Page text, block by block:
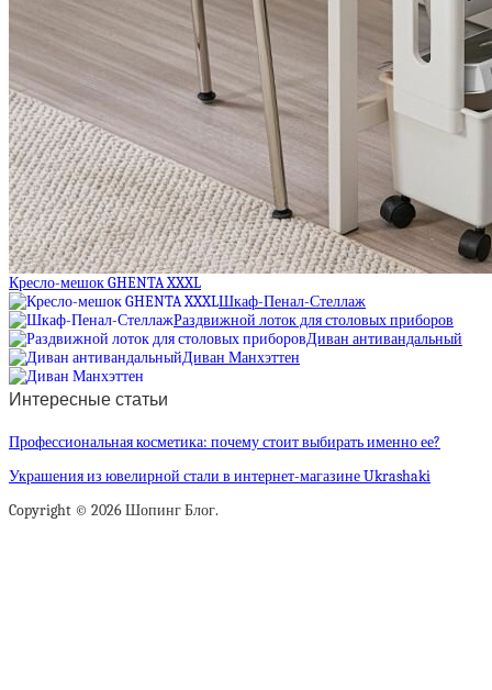
Кресло-мешок GHENTA XXXL
Шкаф-Пенал-Стеллаж
Раздвижной лоток для столовых приборов
Диван антивандальный
Диван Манхэттен
Интересные статьи
Профессиональная косметика: почему стоит выбирать именно ее?
Украшения из ювелирной стали в интернет-магазине Ukrashaki
Copyright © 2026 Шопинг Блог.